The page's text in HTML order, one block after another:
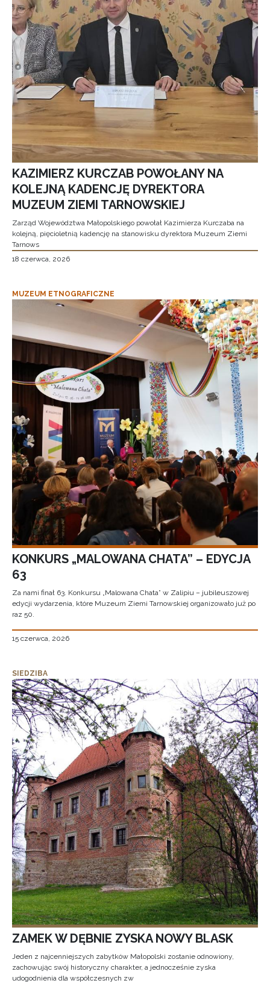
KAZIMIERZ KURCZAB POWOŁANY NA
KOLEJNĄ KADENCJĘ DYREKTORA
MUZEUM ZIEMI TARNOWSKIEJ
Zarząd Województwa Małopolskiego powołał Kazimierza Kurczaba na
kolejną, pięcioletnią kadencję na stanowisku dyrektora Muzeum Ziemi
Tarnows
18 czerwca, 2026
MUZEUM ETNOGRAFICZNE
KONKURS „MALOWANA CHATA” – EDYCJA
63
Za nami finał 63. Konkursu „Malowana Chata” w Zalipiu – jubileuszowej
edycji wydarzenia, które Muzeum Ziemi Tarnowskiej organizowało już po
raz 50.
15 czerwca, 2026
SIEDZIBA
ZAMEK W DĘBNIE ZYSKA NOWY BLASK
Jeden z najcenniejszych zabytków Małopolski zostanie odnowiony,
zachowując swój historyczny charakter, a jednocześnie zyska
udogodnienia dla współczesnych zw